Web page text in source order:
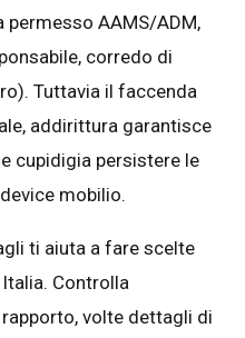
AAMS/ADM,
corredo di
Tuttavia il faccenda
addirittura garantisce
cupidigia persistere le
mobilio.
ti aiuta a fare scelte
Controlla
volte dettagli di